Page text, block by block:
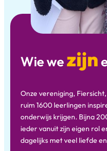
Wie wezijn
Onze vereniging,
ruim 1600 leerlingen
onderwijs krijgen. Bijna
ieder vanuit zijn eigen rol
dagelijks met veel liefde